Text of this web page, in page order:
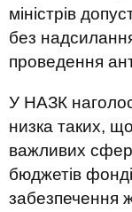
міністрів
без надсилання
проведення
У НАЗК
низка таких,
важливих
бюджетів
забезпечення